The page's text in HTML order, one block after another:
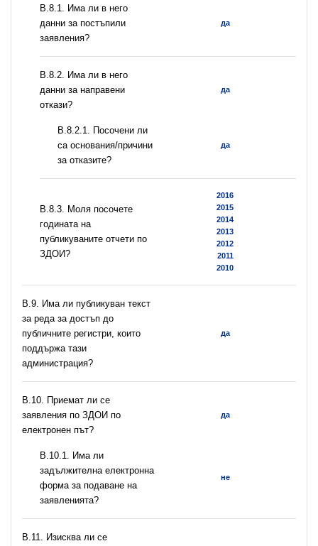
В.8.1. Има ли в него
данни за постъпили
заявления?
да
В.8.2. Има ли в него
данни за направени
откази?
да
В.8.2.1. Посочени ли
са основания/причини
за отказите?
да
В.8.3. Моля посочете
годината на
публикуваните отчети по
ЗДОИ?
2016
2015
2014
2013
2012
2011
2010
В.9. Има ли публикуван текст
за реда за достъп до
публичните регистри, които
поддържа тази
администрация?
да
В.10. Приемат ли се
заявления по ЗДОИ по
електронен път?
да
В.10.1. Има ли
задължителна електронна
форма за подаване на
заявленията?
не
В.11. Изисква ли се